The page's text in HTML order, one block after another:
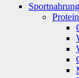
Sportnahrung